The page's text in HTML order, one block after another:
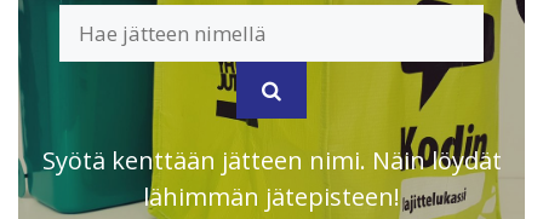
Syötä kenttään jätteen nimi. Näin löydät
lähimmän jätepisteen!